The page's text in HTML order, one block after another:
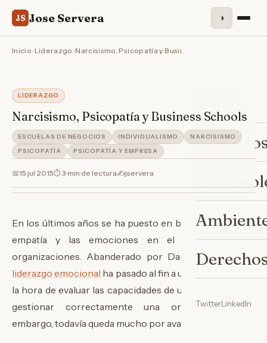
JS Jose Servera ◑
Sobre
TwitterLinkedIn
Inicio›Liderazgo ›Narcisismo, Psicopatía y Business Schools
LIDERAZGO
Narcisismo, Psicopatía y Business Schools
ESCUELAS DE NEGOCIOS INDIVIDUALISMO
NARCISISMO
PSICOPATÍA
PSICOPATÍA Y EMPRESA
📅15 jul 2015⏱ 3 min de lectura✍️jservera
En los últimos años se ha puesto en boga el valor de la
empatía y las emociones en el manejo de las
organizaciones. Abanderado por Daniel Goleman,el
liderazgo emocional ha pasado al fin a un primer plano a
la hora de evaluar las capacidades de una persona para
gestionar correctamente una organización. Sin
embargo, todavía queda mucho por avanzar.